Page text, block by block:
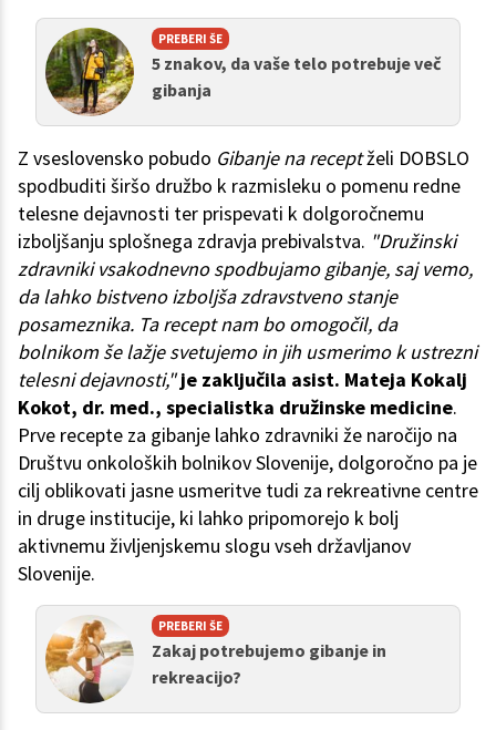
PREBERI ŠE
5 znakov, da vaše telo potrebuje več
gibanja
Z vseslovensko pobudo Gibanje na receptželi DOBSLO
spodbuditi širšo družbo k razmisleku o pomenu redne
telesne dejavnosti ter prispevati k dolgoročnemu
izboljšanju splošnega zdravja prebivalstva. "Družinski
zdravniki vsakodnevno spodbujamo gibanje, saj vemo,
da lahko bistveno izboljša zdravstveno stanje
posameznika. Ta recept nam bo omogočil, da
bolnikom še lažje svetujemo in jih usmerimo k ustrezni
telesni dejavnosti," je zaključila asist. Mateja Kokalj
Kokot, dr. med., specialistka družinske medicine.
Prve recepte za gibanje lahko zdravniki že naročijo na
Društvu onkoloških bolnikov Slovenije, dolgoročno pa je
cilj oblikovati jasne usmeritve tudi za rekreativne centre
in druge institucije, ki lahko pripomorejo k bolj
aktivnemu življenjskemu slogu vseh državljanov
Slovenije.
PREBERI ŠE
Zakaj potrebujemo gibanje in
rekreacijo?